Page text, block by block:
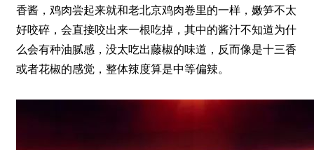
香酱，鸡肉尝起来就和老北京鸡肉卷里的一样，嫩笋不太
好咬碎，会直接咬出来一根吃掉，其中的酱汁不知道为什
么会有种油腻感，没太吃出藤椒的味道，反而像是十三香
或者花椒的感觉，整体辣度算是中等偏辣。